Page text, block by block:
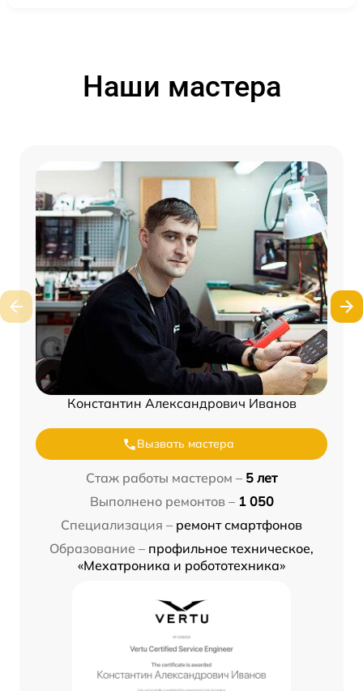
Наши мастера
Константин Александрович Иванов
Вызвать мастера
Стаж работы мастером – 5 лет
Выполнено ремонтов – 1 050
Специализация – ремонт смартфонов
Образование – профильное техническое,
«Мехатроника и робототехника»